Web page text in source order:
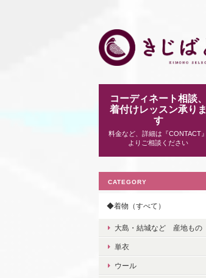
コーディネート相談、
着付けレッスン承りま
す
料金など、詳細は『CONTACT』
よりご相談ください
CATEGORY
◆着物（すべて）
大島・結城など 産地もの
単衣
ウール